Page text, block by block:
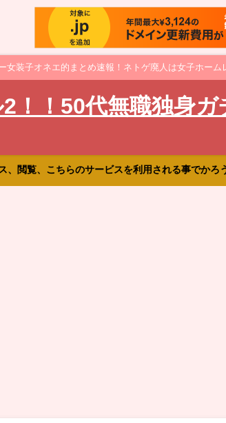
装子オネエ的まとめ速報！ネトゲ廃人は女子ホー
！！50代無職独身
、閲覧、こちらのサービスを利用される事でか